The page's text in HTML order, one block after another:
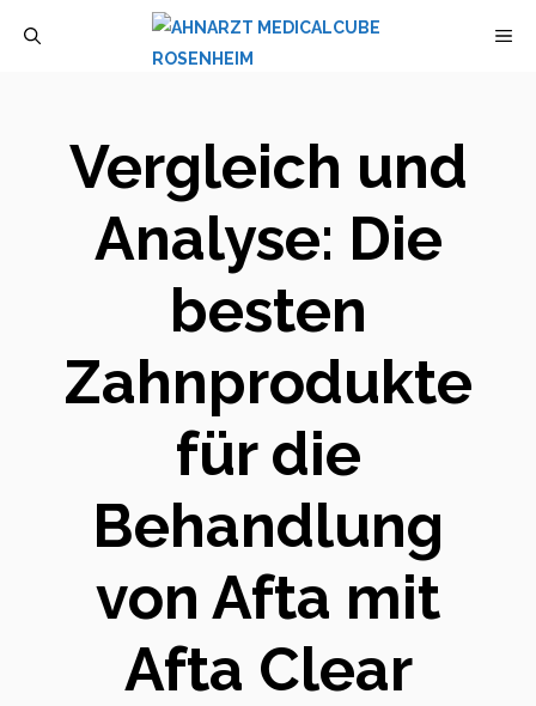
Vergleich und
Analyse: Die
besten
Zahnprodukte
für die
Behandlung
von Afta mit
Afta Clear